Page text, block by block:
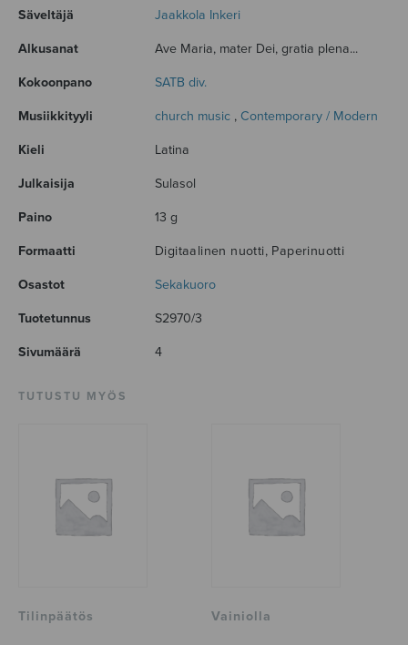
Säveltäjä Jaakkola Inkeri
Alkusanat Ave Maria, mater Dei, gratia plena...
Kokoonpano SATB div.
Musiikkityyli church music , Contemporary / Modern
Kieli Latina
Julkaisija Sulasol
Paino 13 g
Formaatti Digitaalinen nuotti, Paperinuotti
Osastot Sekakuoro
Tuotetunnus S2970/3
Sivumäärä 4
TUTUSTU MYÖS
Tilinpäätös Vainiolla